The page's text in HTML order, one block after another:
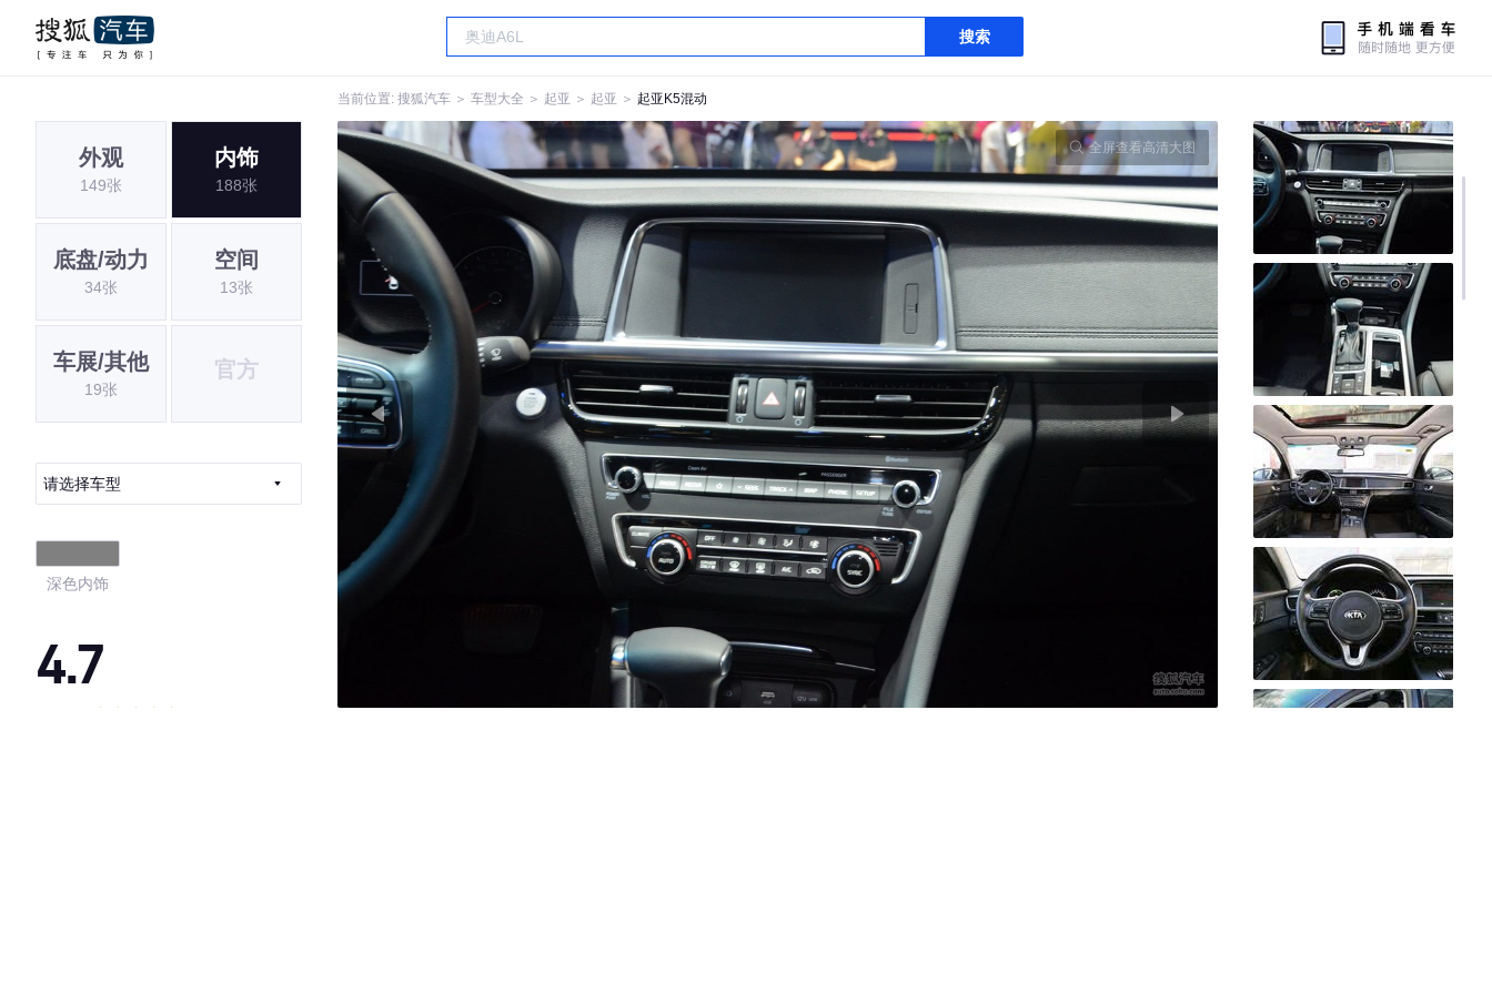
搜索
当前位置: 搜狐汽车 ＞ 车型大全 ＞ 起亚 ＞ 起亚 ＞ 起亚K5混动
外观
149张
内饰
188张
底盘/动力
34张
空间
13张
车展/其他
19张
官方
请选择车型
深色内饰
4.7
全屏查看高清大图